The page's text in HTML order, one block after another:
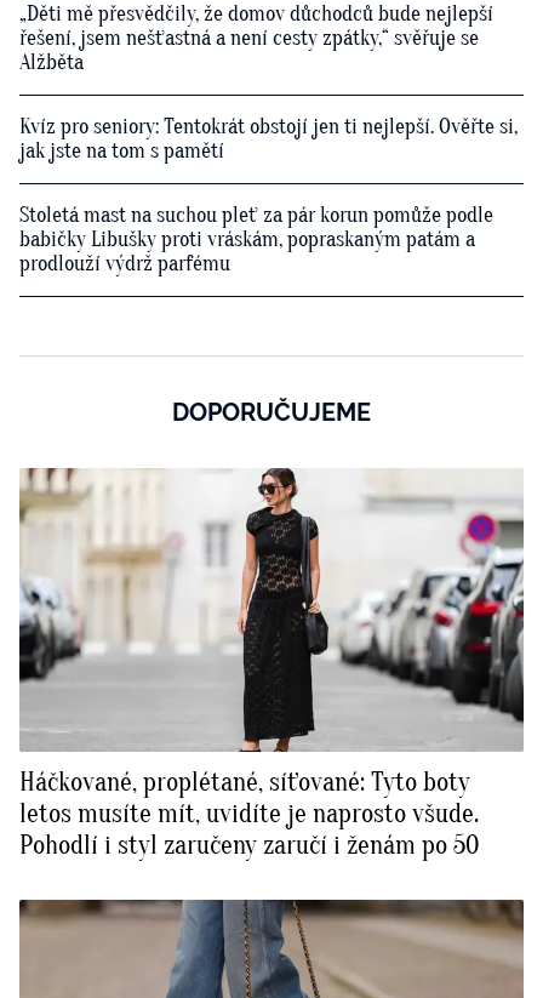
„Děti mě přesvědčily, že domov důchodců bude nejlepší
řešení, jsem nešťastná a není cesty zpátky,“ svěřuje se
Alžběta
Kvíz pro seniory: Tentokrát obstojí jen ti nejlepší. Ověřte si,
jak jste na tom s pamětí
Stoletá mast na suchou pleť za pár korun pomůže podle
babičky Libušky proti vráskám, popraskaným patám a
prodlouží výdrž parfému
DOPORUČUJEME
Háčkované, proplétané, síťované: Tyto boty
letos musíte mít, uvidíte je naprosto všude.
Pohodlí i styl zaručeny zaručí i ženám po 50